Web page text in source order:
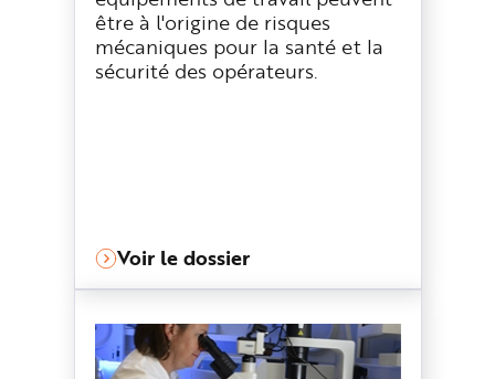
être à l'origine de risques
mécaniques pour la santé et la
sécurité des opérateurs.
Voir le dossier